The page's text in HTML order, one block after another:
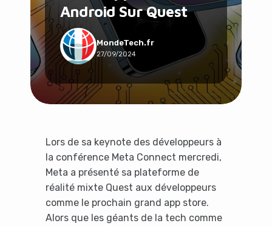
Android Sur Quest
MondeTech.fr
27/09/2024
Lors de sa keynote des développeurs à
la conférence Meta Connect mercredi,
Meta a présenté sa plateforme de
réalité mixte Quest aux développeurs
comme le prochain grand app store.
Alors que les géants de la tech comme
Social & Communauté
Tech & Développement
Travail & Productivité
Voyage